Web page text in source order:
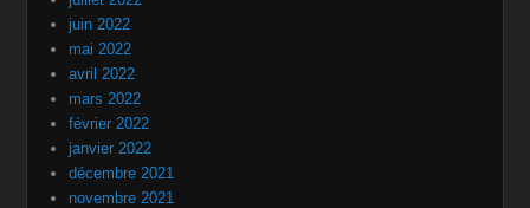
juin 2022
mai 2022
avril 2022
mars 2022
février 2022
janvier 2022
décembre 2021
novembre 2021